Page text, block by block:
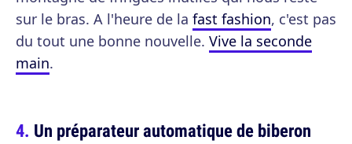
sur le bras. A l'heure de la fast fashion, c'est pas
du tout une bonne nouvelle. Vive la seconde
main.
Un préparateur automatique de biberon